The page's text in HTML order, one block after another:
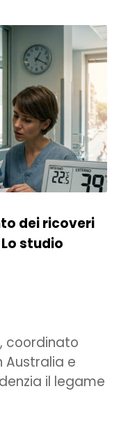
dei ricoveri
studio
coordinato
Australia e
il legame